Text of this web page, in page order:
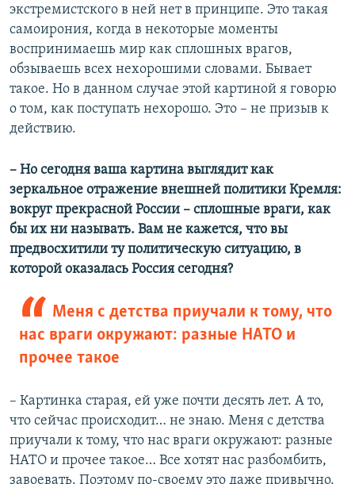
экстремистского в ней нет в принципе. Это такая
самоирония, когда в некоторые моменты
воспринимаешь мир как сплошных врагов,
обзываешь всех нехорошими словами. Бывает
такое. Но в данном случае этой картиной я говорю
о том, как поступать нехорошо. Это – не призыв к
действию.
– Но сегодня ваша картина выглядит как
зеркальное отражение внешней политики Кремля:
вокруг прекрасной России – сплошные враги, как
бы их ни называть. Вам не кажется, что вы
предвосхитили ту политическую ситуацию, в
которой оказалась Россия сегодня?
Меня с детства приучали к тому, что
нас враги окружают: разные НАТО и
прочее такое
– Картинка старая, ей уже почти десять лет. А то,
что сейчас происходит… не знаю. Меня с детства
приучали к тому, что нас враги окружают: разные
НАТО и прочее такое… Все хотят нас разбомбить,
завоевать. Поэтому по-своему это даже привычно.